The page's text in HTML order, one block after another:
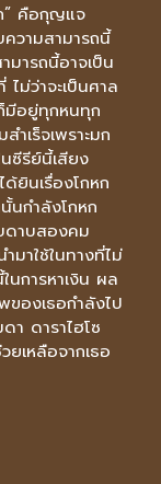
” คือกุญแจ
วามสามารถนี้
มารถนี้อาจเป็น
ม่ว่าจะเป็นศาล
มีอยู่ทุกหนทุก
ำเร็จเพราะมก
ซีรีย์นี้เสียง
ยินเรื่องโกหก
นกำลังโกหก
ดาบสองคม
มาใช้ในทางที่ไม่
นการหาเงิน ผล
ของเธอกำลังไป
า ดาราไฮโซ
ยเหลือจากเธอ